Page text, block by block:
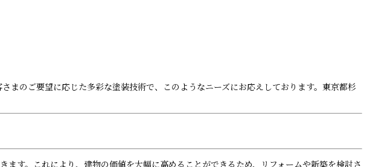
まのご要望に応じた多彩な塗装技術で、このようなニーズにお応えしております。東京都杉
す。これにより、建物の価値を大幅に高めることができるため、リフォームや新築を検討さ